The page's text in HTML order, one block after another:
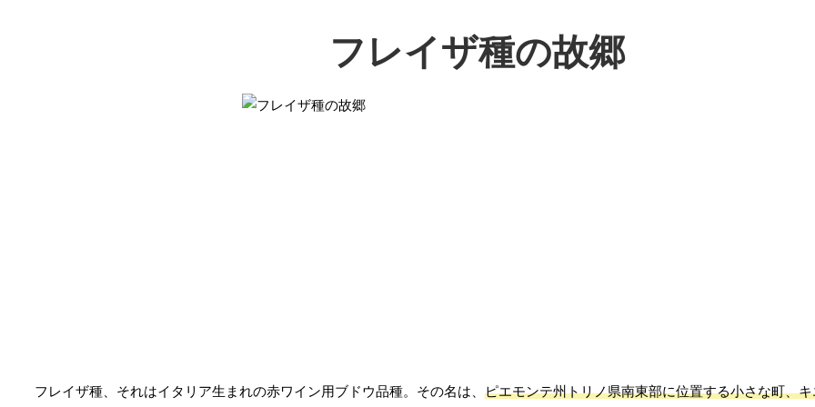
フレイザ種の故郷
フレイザ種、それはイタリア生まれの赤ワイン用ブドウ品種。その名は、 ピエモンテ州トリノ県南東部に位置する小さな町、